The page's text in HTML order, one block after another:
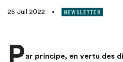
25 Juil 2022 • NEWSLETTER
Par principe, en vertu des